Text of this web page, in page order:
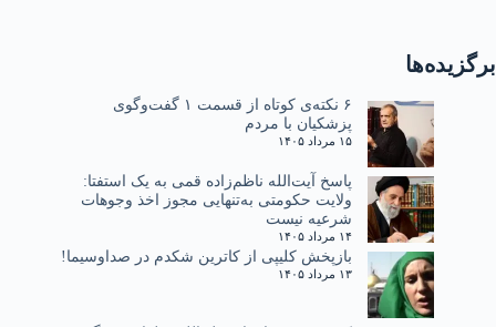
برگزیده‌ها
۶ نکته‌ی کوتاه از قسمت ۱ گفت‌وگوی
پزشکیان با مردم
۱۵ مرداد ۱۴۰۵
پاسخ آیت‌الله ناظم‌زاده قمی به یک استفتا:
ولایت حکومتی به‌تنهایی مجوز اخذ وجوهات
شرعیه نیست
۱۴ مرداد ۱۴۰۵
بازپخش کلیپی از کاترین شکدم در صداوسیما!
۱۳ مرداد ۱۴۰۵